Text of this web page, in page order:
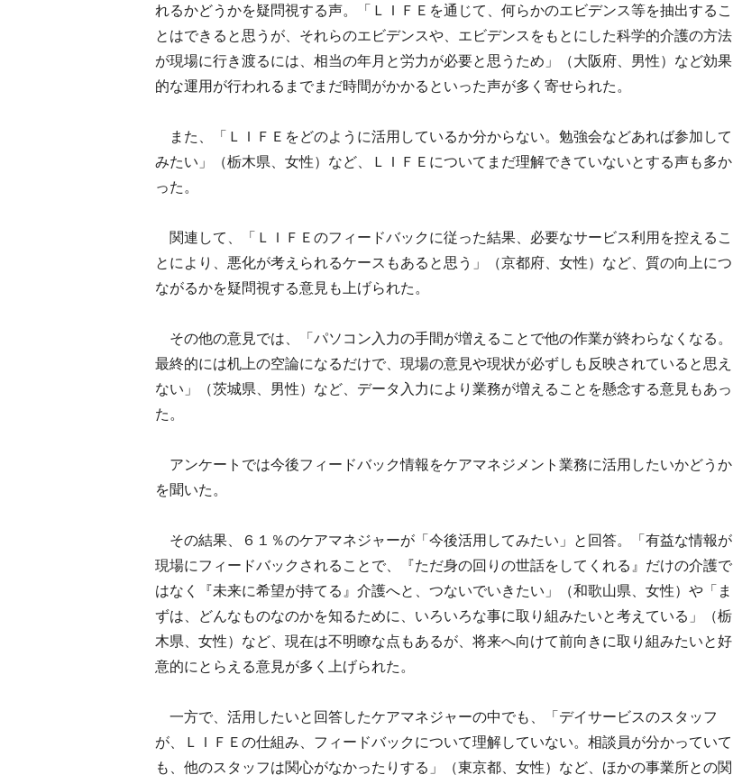
れるかどうかを疑問視する声。「ＬＩＦＥを通じて、何らかのエビデンス等を抽出するこ
とはできると思うが、それらのエビデンスや、エビデンスをもとにした科学的介護の方法
が現場に行き渡るには、相当の年月と労力が必要と思うため」（大阪府、男性）など効果
的な運用が行われるまでまだ時間がかかるといった声が多く寄せられた。
また、「ＬＩＦＥをどのように活用しているか分からない。勉強会などあれば参加して
みたい」（栃木県、女性）など、ＬＩＦＥについてまだ理解できていないとする声も多か
った。
関連して、「ＬＩＦＥのフィードバックに従った結果、必要なサービス利用を控えるこ
とにより、悪化が考えられるケースもあると思う」（京都府、女性）など、質の向上につ
ながるかを疑問視する意見も上げられた。
その他の意見では、「パソコン入力の手間が増えることで他の作業が終わらなくなる。
最終的には机上の空論になるだけで、現場の意見や現状が必ずしも反映されていると思え
ない」（茨城県、男性）など、データ入力により業務が増えることを懸念する意見もあっ
た。
アンケートでは今後フィードバック情報をケアマネジメント業務に活用したいかどうか
を聞いた。
その結果、６１％のケアマネジャーが「今後活用してみたい」と回答。「有益な情報が
現場にフィードバックされることで、『ただ身の回りの世話をしてくれる』だけの介護で
はなく『未来に希望が持てる』介護へと、つないでいきたい」（和歌山県、女性）や「ま
ずは、どんなものなのかを知るために、いろいろな事に取り組みたいと考えている」（栃
木県、女性）など、現在は不明瞭な点もあるが、将来へ向けて前向きに取り組みたいと好
意的にとらえる意見が多く上げられた。
一方で、活用したいと回答したケアマネジャーの中でも、「デイサービスのスタッフ
が、ＬＩＦＥの仕組み、フィードバックについて理解していない。相談員が分かっていて
も、他のスタッフは関心がなかったりする」（東京都、女性）など、ほかの事業所との関